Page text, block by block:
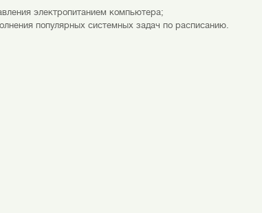
электропитанием компьютера;
популярных системных задач по расписанию.